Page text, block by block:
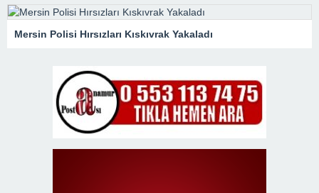
Mersin Polisi Hırsızları Kıskıvrak Yakaladı